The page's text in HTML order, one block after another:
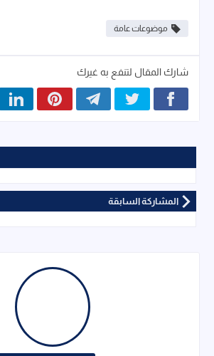
موضوعات عامة
شارك المقال لتنفع به غيرك
المشاركة السابقة